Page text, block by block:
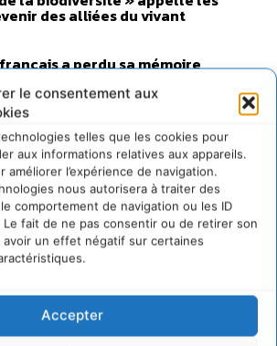
le consentement aux
telles que les cookies pour
aux informations relatives aux appareils.
améliorer l’expérience de navigation.
nous autorisera à traiter des
comportement de navigation ou les ID
fait de ne pas consentir ou de retirer son
un effet négatif sur certaines
Accepter
des alliées du vivant
a perdu sa mémoire
Suivre